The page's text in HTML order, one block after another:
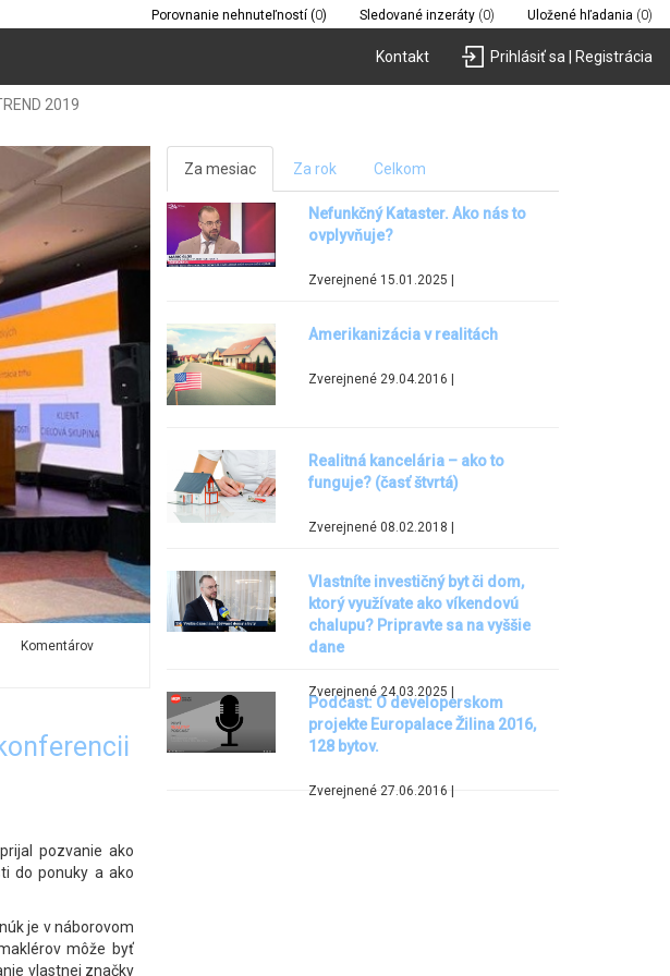
Porovnanie nehnuteľností (0) Sledované inzeráty (0) Uložené hľadania (0)
Kontakt Prihlásiť sa | Registrácia
2019
Komentárov
pozvanie ako
do ponuky a ako
je v náborovom
môže byť
vlastnej značky
Za mesiac Za rok Celkom
Nefunkčný Kataster. Ako nás to
ovplyvňuje?
Zverejnené 15.01.2025 |
Amerikanizácia v realitách
Zverejnené 29.04.2016 |
Realitná kancelária – ako to
funguje? (časť štvrtá)
Zverejnené 08.02.2018 |
Vlastníte investičný byt či dom,
ktorý využívate ako víkendovú
chalupu? Pripravte sa na vyššie
dane
Zverejnené 24.03.2025 |
Podcast: O developerskom
projekte Europalace Žilina 2016,
128 bytov.
Zverejnené 27.06.2016 |